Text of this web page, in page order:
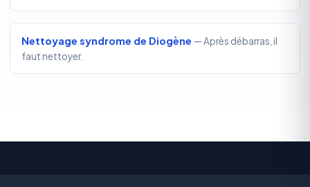
Nettoyage syndrome de Diogène — Après débarras, il
faut nettoyer.